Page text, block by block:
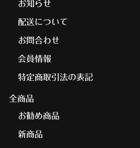
お知らせ
配送について
お問合わせ
会員情報
特定商取引法の表記
全商品
お勧め商品
新商品